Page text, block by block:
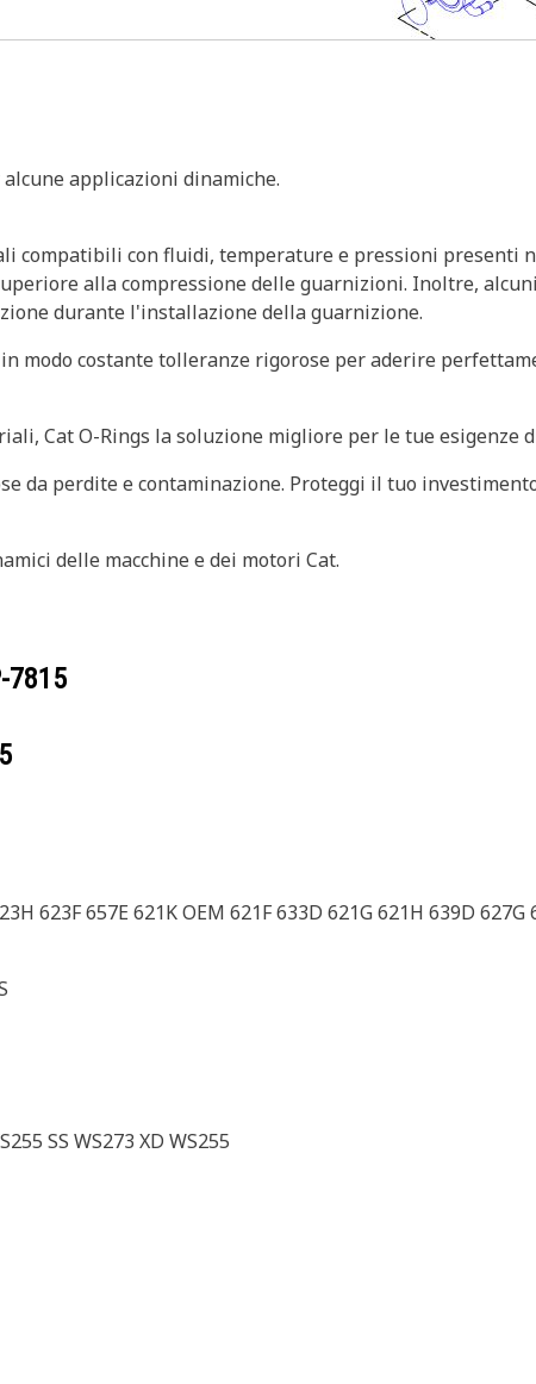
applicazioni dinamiche.
compatibili con fluidi, temperature e pressioni presenti
alla compressione delle guarnizioni. Inoltre,
durante l'installazione della guarnizione.
modo costante tolleranze rigorose per aderire
Cat O-Rings la soluzione migliore per le tue esigenze
da perdite e contaminazione. Proteggi il tuo
delle macchine e dei motori Cat.
7815
623F 657E 621K OEM 621F 633D 621G 621H 639D 627G
SS WS273 XD WS255